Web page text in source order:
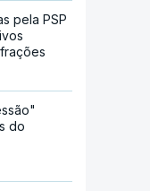
pela PSP
do